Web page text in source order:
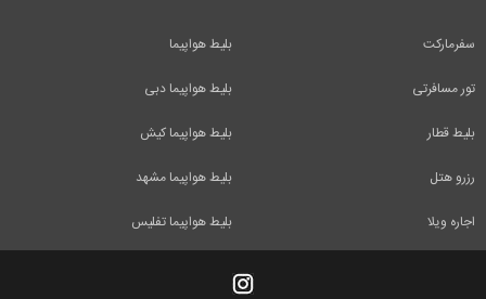
بلیط هواپیما
بلیط هواپیما دبی
بلیط هواپیما کیش
بلیط هواپیما مشهد
بلیط هواپیما تفلیس
سفرمارکت
تور مسافرتی
بلیط قطار
رزرو هتل
اجاره ویلا